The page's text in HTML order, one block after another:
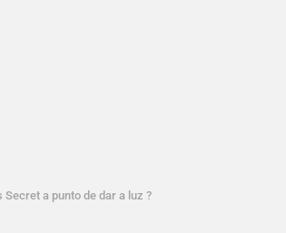
a punto de dar a luz ?